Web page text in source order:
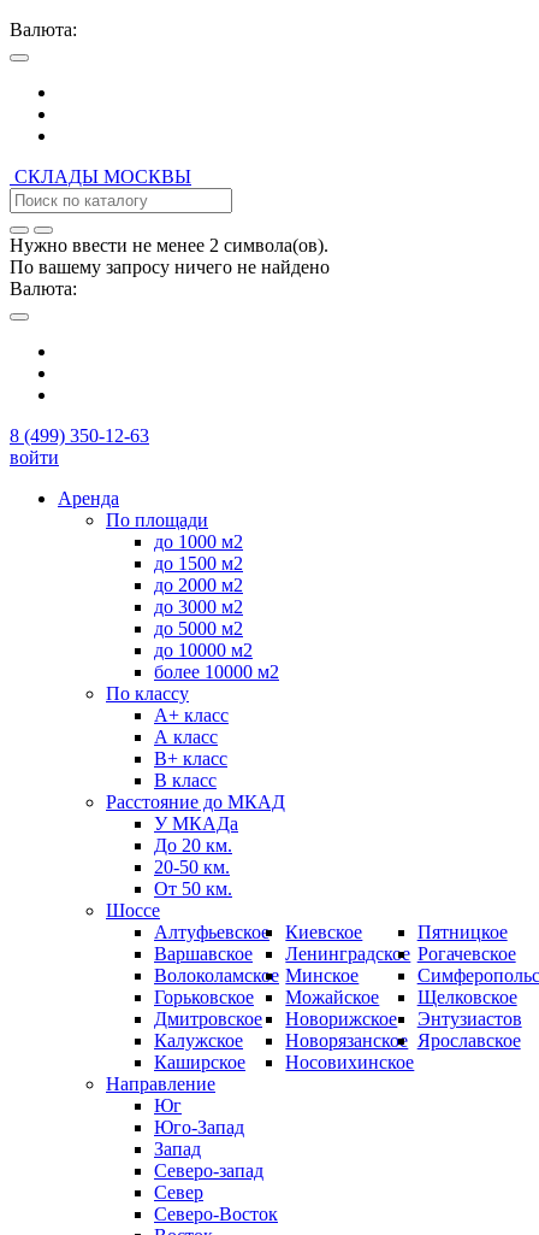
Валюта:
СКЛАДЫ МОСКВЫ
Нужно ввести не менее 2 символа(ов).
По вашему запросу ничего не найдено
Валюта:
8 (499) 350-12-63
войти
Аренда
По площади
до 1000 м2
до 1500 м2
до 2000 м2
до 3000 м2
до 5000 м2
до 10000 м2
более 10000 м2
По классу
А+ класс
А класс
B+ класс
В класс
Расстояние до МКАД
У МКАДа
До 20 км.
20-50 км.
От 50 км.
Шоссе
Алтуфьевское
Варшавское
Волоколамское
Горьковское
Дмитровское
Калужское
Каширское
Киевское
Ленинградское
Минское
Можайское
Новорижское
Новорязанское
Носовихинское
Пятницкое
Рогачевское
Щелковское
Энтузиастов
Ярославское
Направление
Юг
Юго-Запад
Запад
Северо-запад
Север
Северо-Восток